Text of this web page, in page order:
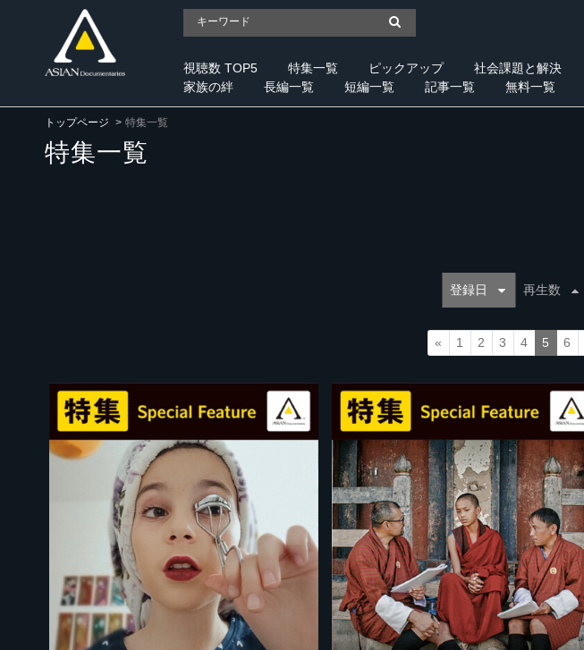
視聴数 TOP5 特集一覧 ピックアップ 社会課題と解決
家族の絆
長編一覧 短編一覧 記事一覧 無料一覧
トップページ 特集一覧
特集一覧
登録日 再生数
« 1 2 3 4 5 6